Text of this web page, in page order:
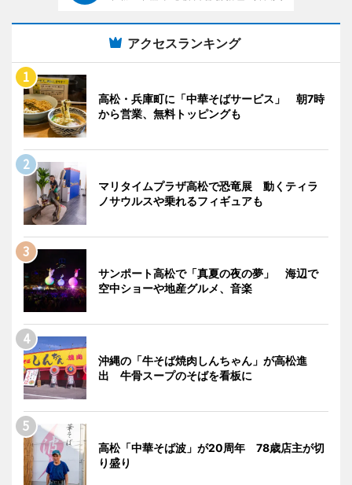
アクセスランキング
高松・兵庫町に「中華そばサービス」 朝7時
から営業、無料トッピングも
マリタイムプラザ高松で恐竜展 動くティラ
ノサウルスや乗れるフィギュアも
サンポート高松で「真夏の夜の夢」 海辺で
空中ショーや地産グルメ、音楽
沖縄の「牛そば焼肉しんちゃん」が高松進
出 牛骨スープのそばを看板に
高松「中華そば波」が20周年 78歳店主が切
り盛り